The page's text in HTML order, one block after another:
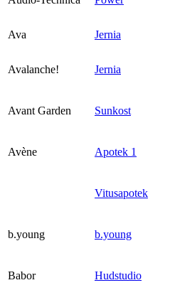
Ava
Jernia
Avalanche! Jernia
Avant Garden Sunkost
Avène Apotek 1
Vitusapotek
b.young b.young
Babor Hudstudio